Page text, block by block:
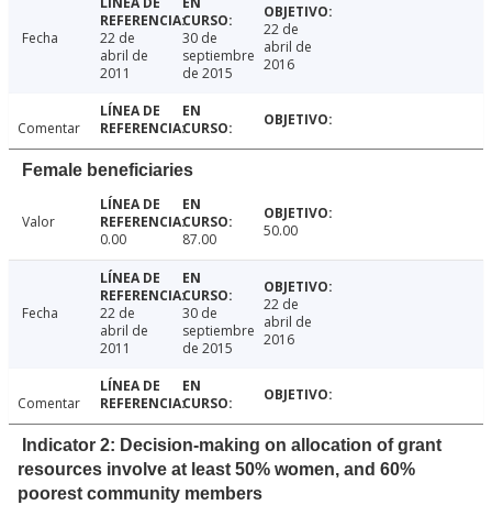
Fecha
22 de
abril de
2011
30 de
septiembre
de 2015
22 de
abril de
2016
Comentar
Female beneficiaries
Valor
0.00
87.00 50.00
Fecha
22 de
abril de
2011
30 de
septiembre
de 2015
22 de
abril de
2016
Comentar
Indicator 2: Decision-making on allocation of grant
resources involve at least 50% women, and 60%
poorest community members